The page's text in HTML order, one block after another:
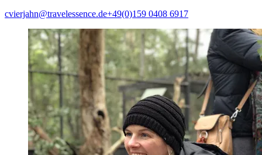
cvierjahn@travelessence.de+49(0)159 0408 6917